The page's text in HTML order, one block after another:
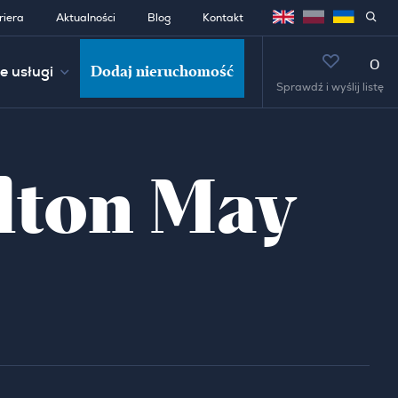
Aktualności Blog Kontakt
usługi Dodaj nieruchomość 0
Sprawdź i wyślij listę
May